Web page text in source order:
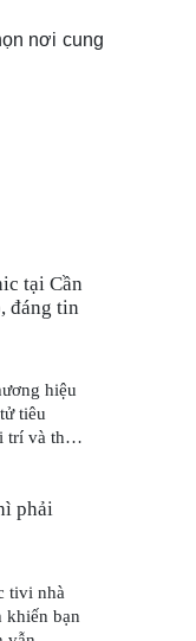
nơi cung
tại Cần
đáng tin
hiệu
tiêu
trí và thiết
vụ bảo
lượng
chữa
trong
nay
sử dụng.
phải
tivi nhà
khiến bạn